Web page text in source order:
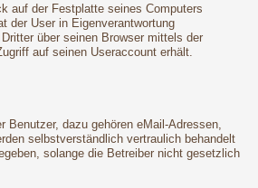
auf der Festplatte seines Computers
der User in Eigenverantwortung
über seinen Browser mittels der
auf seinen Useraccount erhält.
Benutzer, dazu gehören eMail-Adressen,
selbstverständlich vertraulich behandelt
solange die Betreiber nicht gesetzlich